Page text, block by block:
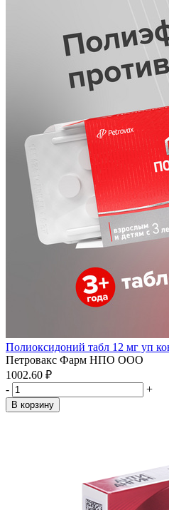
Полиоксидоний табл 12 мг уп
Петровакс Фарм НПО ООО
1002.60 ₽
-
+
В корзину